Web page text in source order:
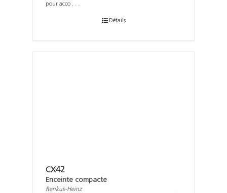
pour acco . . .
Détails
CX42
Enceinte compacte
Renkus-Heinz